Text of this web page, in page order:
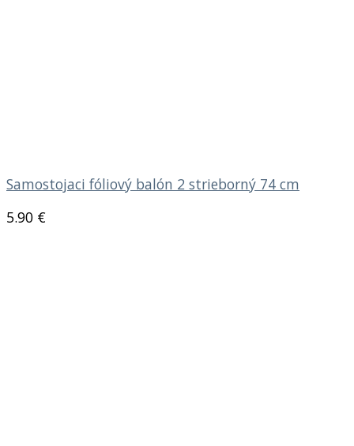
Samostojaci fóliový balón 2 strieborný 74 cm
5.90 €